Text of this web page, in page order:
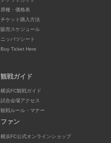
席種・価格表
チケット購入方法
販売スケジュール
ニッパツシート
Buy Ticket Here
観戦ガイド
横浜FC観戦ガイド
試合会場アクセス
観戦ルール・マナー
ファン
横浜FC公式オンラインショップ